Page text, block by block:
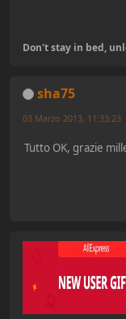
Don't stay in bed,
sha75
03 Marzo 2013, 11:33:23
Tutto OK, grazie